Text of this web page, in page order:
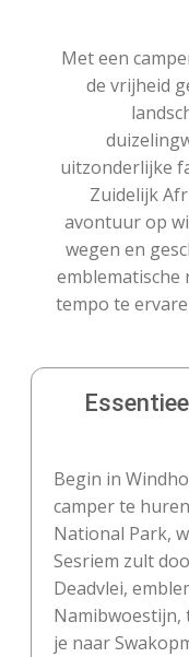
Met een
de vrijheid
uitzonderlijke
Zuidelijk
avontuur op
wegen en
emblematische
tempo te
Begin in
camper te
National Park,
Sesriem zult
Deadvlei,
Namibwoestijn,
je naar